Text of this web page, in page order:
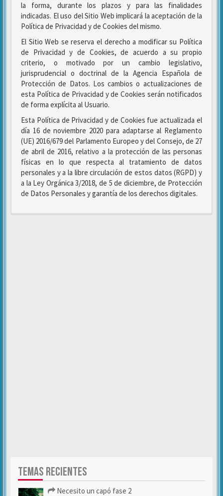
la forma, durante los plazos y para las finalidades
indicadas. El uso del Sitio Web implicará la aceptación de la
Política de Privacidad y de Cookies del mismo.
El Sitio Web se reserva el derecho a modificar su Política
de Privacidad y de Cookies, de acuerdo a su propio
criterio, o motivado por un cambio legislativo,
jurisprudencial o doctrinal de la Agencia Española de
Protección de Datos. Los cambios o actualizaciones de
esta Política de Privacidad y de Cookies serán notificados
de forma explícita al Usuario.
Esta Política de Privacidad y de Cookies fue actualizada el
día 16 de noviembre 2020 para adaptarse al Reglamento
(UE) 2016/679 del Parlamento Europeo y del Consejo, de 27
de abril de 2016, relativo a la protección de las personas
físicas en lo que respecta al tratamiento de datos
personales y a la libre circulación de estos datos (RGPD) y
a la Ley Orgánica 3/2018, de 5 de diciembre, de Protección
de Datos Personales y garantía de los derechos digitales.
TEMAS RECIENTES
Necesito un capó fase 2